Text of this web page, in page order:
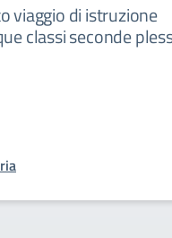
viaggio di istruzione
classi seconde